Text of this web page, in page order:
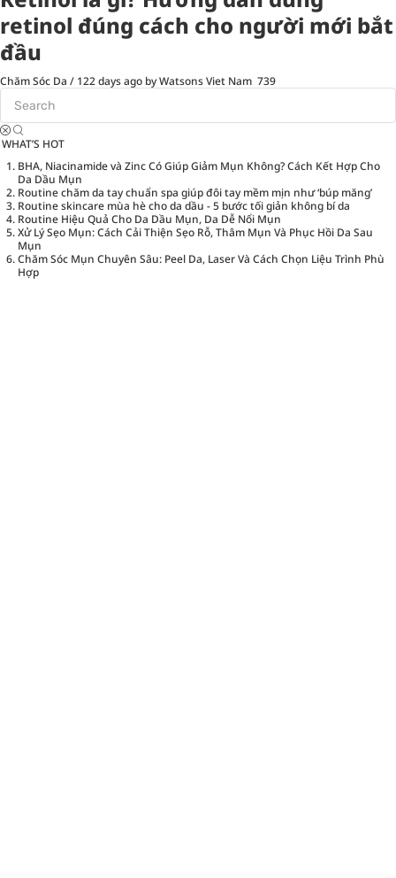
retinol đúng cách cho người mới bắt
đầu
Chăm Sóc Da / 122 days ago by Watsons Viet Nam 739
WHAT’S HOT
BHA, Niacinamide và Zinc Có Giúp Giảm Mụn Không? Cách Kết Hợp Cho
Da Dầu Mụn
Routine chăm da tay chuẩn spa giúp đôi tay mềm mịn như ‘búp măng’
Routine skincare mùa hè cho da dầu - 5 bước tối giản không bí da
Routine Hiệu Quả Cho Da Dầu Mụn, Da Dễ Nổi Mụn
Xử Lý Sẹo Mụn: Cách Cải Thiện Sẹo Rỗ, Thâm Mụn Và Phục Hồi Da Sau
Mụn
Chăm Sóc Mụn Chuyên Sâu: Peel Da, Laser Và Cách Chọn Liệu Trình Phù
Hợp